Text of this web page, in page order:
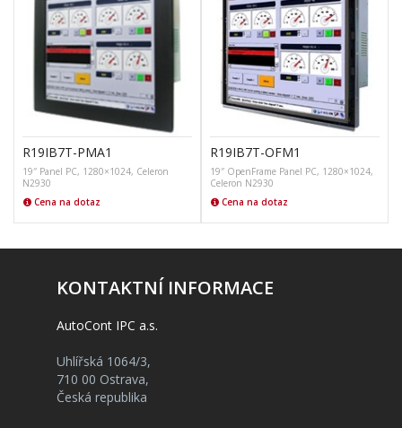
R19IB7T-PMA1
19″ Panel PC, 1280×1024, Celeron
N2930
Cena na dotaz
R19IB7T-OFM1
19″ OpenFrame Panel PC, 1280×1024,
Celeron N2930
Cena na dotaz
KONTAKTNÍ INFORMACE
AutoCont IPC a.s.
Uhlířská 1064/3,
710 00 Ostrava,
Česká republika